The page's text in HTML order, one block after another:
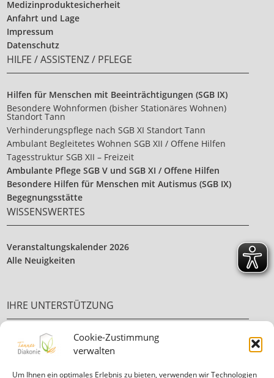
Cookie-Zustimmung
verwalten
Um Ihnen ein optimales Erlebnis zu bieten, verwenden wir Technologien
Medizinproduktesicherheit
Anfahrt und Lage
Impressum
Datenschutz
HILFE / ASSISTENZ / PFLEGE
Hilfen für Menschen mit Beeinträchtigungen (SGB IX)
Besondere Wohnformen (bisher Stationäres Wohnen)
Standort Tann
Verhinderungspflege nach SGB XI Standort Tann
Ambulant Begleitetes Wohnen SGB XII / Offene Hilfen
Tagesstruktur SGB XII – Freizeit
Ambulante Pflege SGB V und SGB XI / Offene Hilfen
Besondere Hilfen für Menschen mit Autismus (SGB IX)
Begegnungsstätte
WISSENSWERTES
Veranstaltungskalender 2026
Alle Neuigkeiten
IHRE UNTERSTÜTZUNG
Ehrenamt
Ihre Spende